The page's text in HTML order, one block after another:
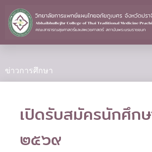
content
ข่าวการศึกษา
เปิดรับสมัครนักศึก
๒๕๖๙